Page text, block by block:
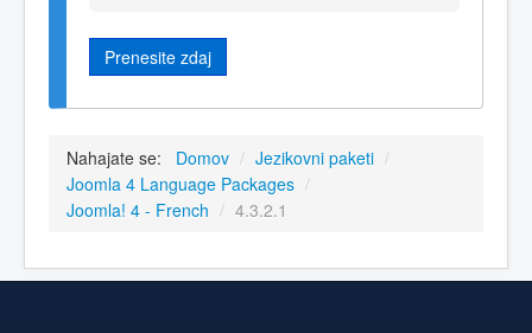
Prenesite zdaj
Nahajate se: Domov / Jezikovni paketi /
Joomla 4 Language Packages /
Joomla! 4 - French / 4.3.2.1